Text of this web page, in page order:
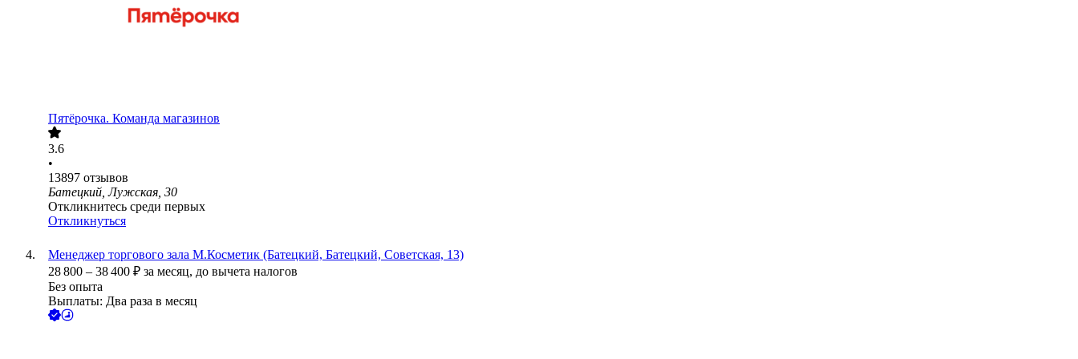
Пятёрочка. Команда магазинов
3.6
•
13897 отзывов
Батецкий, Лужская, 30
Откликнитесь среди первых
Откликнуться
Менеджер торгового зала М.Косметик (Батецкий, Батецкий, Советская, 13)
28 800 – 38 400 ₽ за месяц, до вычета налогов
Без опыта
Выплаты: Два раза в месяц